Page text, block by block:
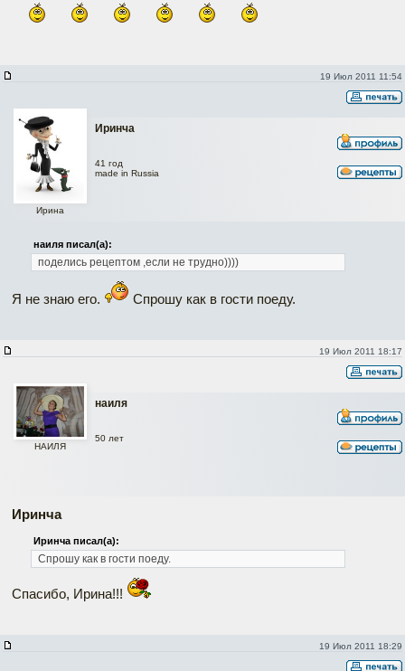
19 Июл 2011 11:54
Иринча
Ирина
41 год
made in Russia
наиля писал(а):
поделись рецептом ,если не трудно))))
Я не знаю его. Спрошу как в гости поеду.
19 Июл 2011 18:17
наиля
НАИЛЯ
50 лет
Иринча
Иринча писал(а):
Спрошу как в гости поеду.
Спасибо, Ирина!!!
19 Июл 2011 18:29